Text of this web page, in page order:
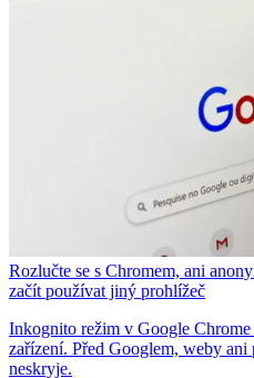
Rozlučte se s Chromem, ani
začít používat jiný prohlížeč
Inkognito režim v Google Chrome
zařízení. Před Googlem, weby ani
neskryje.